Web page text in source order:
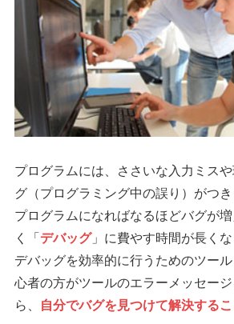
プログラムには、ささいな入力ミス
グ（プログラミング中の誤り）がつ
プログラムになればなるほどバグが
く「デバッグ」に費やす時間が長くな
デバッグを効率的に行うためのツー
心者の方がツールのエラーメッセー
ら、 自分でバグを見つけて解決する